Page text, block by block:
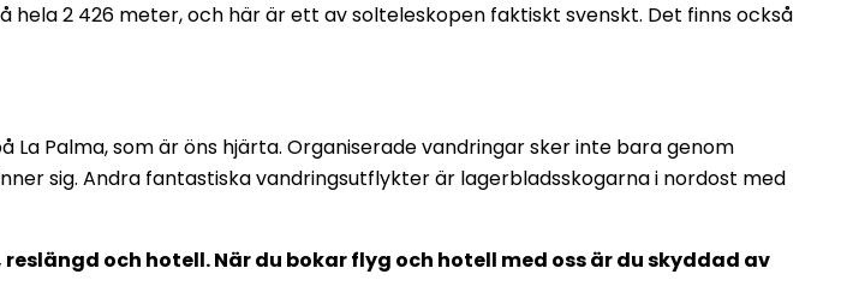
2 426 meter, och här är ett av solteleskopen faktiskt svenskt. Det finns också
Palma, som är öns hjärta. Organiserade vandringar sker inte bara genom
sig. Andra fantastiska vandringsutflykter är lagerbladsskogarna i nordost med
och hotell. När du bokar flyg och hotell med oss är du skyddad av